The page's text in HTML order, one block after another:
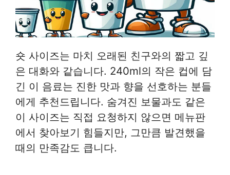
숏 사이즈는 마치 오래된 친구와의 짧고 깊
은 대화와 같습니다. 240ml의 작은 컵에 담
긴 이 음료는 진한 맛과 향을 선호하는 분들
에게 추천드립니다. 숨겨진 보물과도 같은
이 사이즈는 직접 요청하지 않으면 메뉴판
에서 찾아보기 힘들지만, 그만큼 발견했을
때의 만족감도 큽니다.